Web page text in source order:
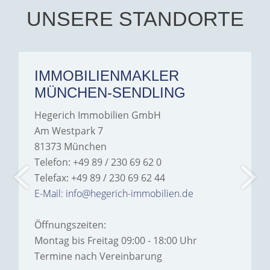
Hegerich Immobilien to
anyone looking for a home.
UNSERE STANDORTE
IMMOBILIENMAKLER
MÜNCHEN-SENDLING
Hegerich Immobilien GmbH
Am Westpark 7
81373 München
Telefon: +49 89 / 230 69 62 0
Telefax: +49 89 / 230 69 62 44
E-Mail: info@hegerich-immobilien.de
Öffnungszeiten:
Montag bis Freitag 09:00 - 18:00 Uhr
Termine nach Vereinbarung